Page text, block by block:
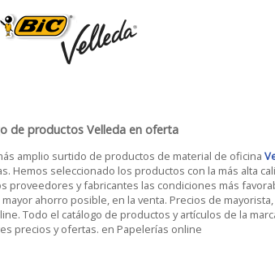
de productos Velleda en oferta
amplio surtido de productos de material de oficina
Hemos seleccionado los productos con la más alta
proveedores y fabricantes las condiciones más
ahorro posible, en la venta. Precios de
Todo el catálogo de productos y artículos de la
precios y ofertas. en Papelerías online